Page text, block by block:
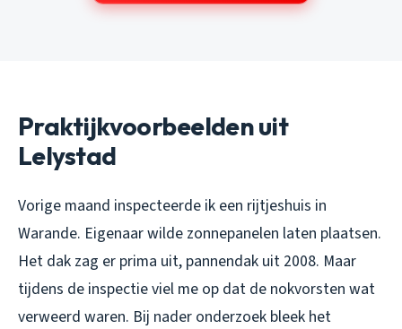
Praktijkvoorbeelden uit
Lelystad
Vorige maand inspecteerde ik een rijtjeshuis in
Warande. Eigenaar wilde zonnepanelen laten plaatsen.
Het dak zag er prima uit, pannendak uit 2008. Maar
tijdens de inspectie viel me op dat de nokvorsten wat
verweerd waren. Bij nader onderzoek bleek het